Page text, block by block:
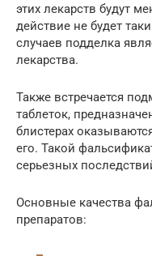
этих лекарств будут
действие не будет
случаев подделка
лекарства.
Также встречается
таблеток,
блистерах
его. Такой
серьезных
Основные качества
препаратов: